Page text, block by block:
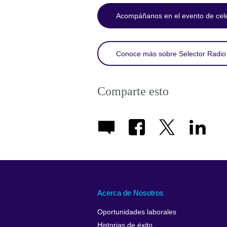
Acompáñanos en el evento de
Conoce más sobre Selector Radio
Comparte esto
Acerca de Nosotros
Oportunidades laborales
Historias de éxito